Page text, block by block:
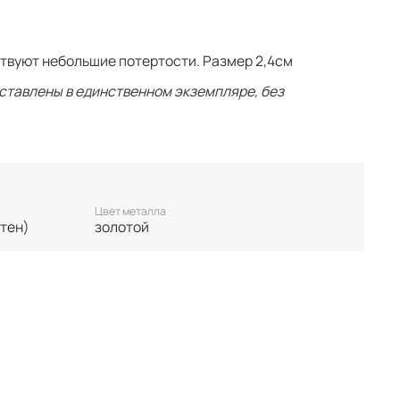
небольшие потертости. Размер 2,4см
в единственном экземпляре, без
БРОНИ, украшение гарантировано становится
Все важные для вас нюансы по размеру и
Цвет металла
золотой